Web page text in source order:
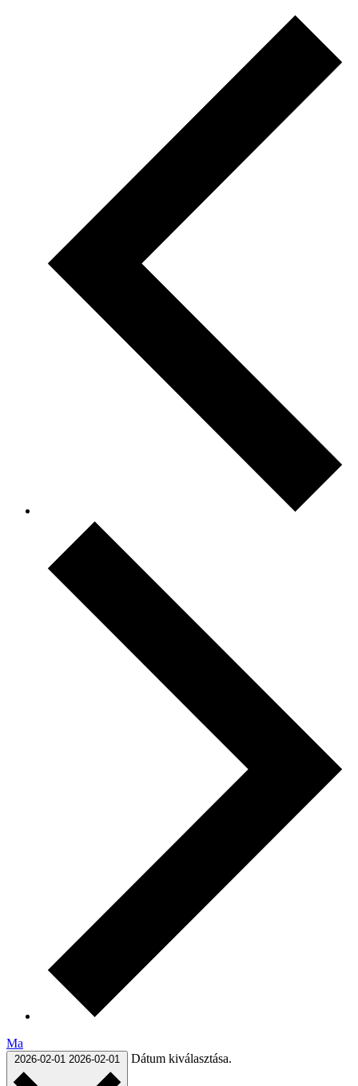
Ma
2026-02-01 2026-02-01 Dátum kiválasztása.